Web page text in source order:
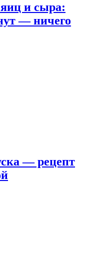
и сыра:
— ничего
— рецепт